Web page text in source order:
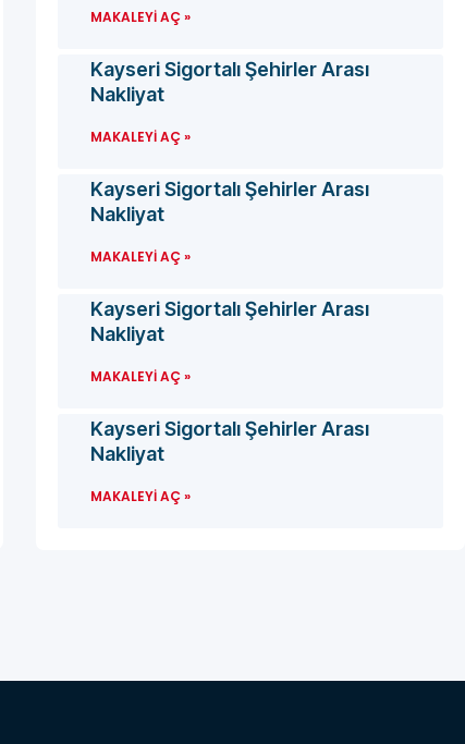
MAKALEYI AÇ »
Kayseri Sigortalı Şehirler Arası
Nakliyat
MAKALEYI AÇ »
Kayseri Sigortalı Şehirler Arası
Nakliyat
MAKALEYI AÇ »
Kayseri Sigortalı Şehirler Arası
Nakliyat
MAKALEYI AÇ »
Kayseri Sigortalı Şehirler Arası
Nakliyat
MAKALEYI AÇ »